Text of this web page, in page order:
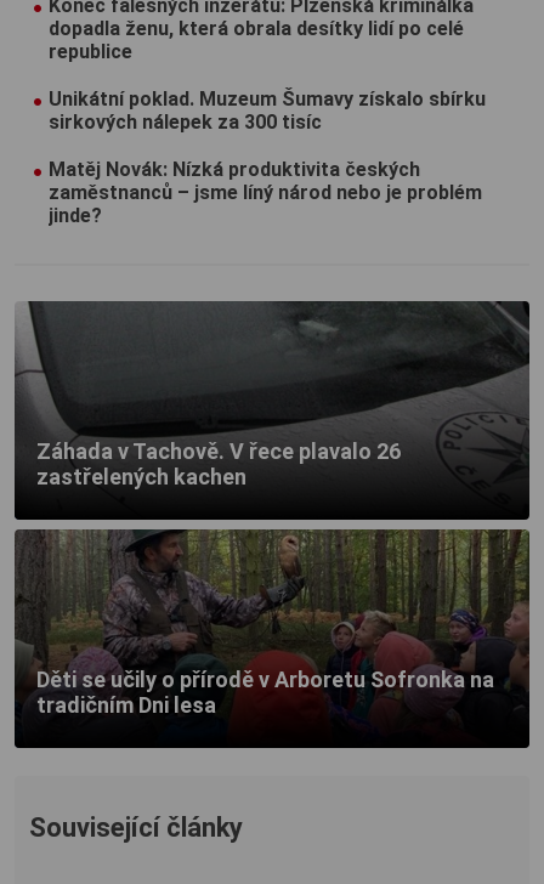
Konec falešných inzerátů: Plzeňská kriminálka
dopadla ženu, která obrala desítky lidí po celé
republice
Unikátní poklad. Muzeum Šumavy získalo sbírku
sirkových nálepek za 300 tisíc
Matěj Novák: Nízká produktivita českých
zaměstnanců – jsme líný národ nebo je problém
jinde?
Záhada v Tachově. V řece plavalo 26
zastřelených kachen
Děti se učily o přírodě v Arboretu Sofronka na
tradičním Dni lesa
Související články